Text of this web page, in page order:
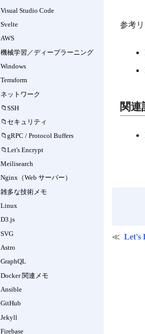
Visual Studio Code
Svelte
AWS
機械学習／ディープラーニング
Windows
Terraform
ネットワーク
SSH
セキュリティ
gRPC / Protocol Buffers
Let's Encrypt
Meilisearch
Nginx（Web サーバー）
雑多な技術メモ
Linux
D3.js
SVG
Astro
GraphQL
Docker 関連メモ
Ansible
GitHub
Jekyll
Firebase
参考
関連
Let's